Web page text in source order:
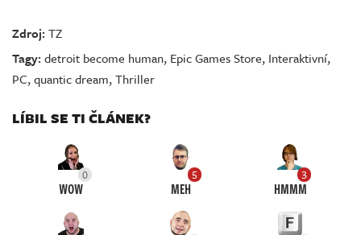
Zdroj:TZ
Tagy:detroit become human, Epic Games Store, Interaktivní,
PC,quantic dream,Thriller
LÍBIL SE TI ČLÁNEK?
0
WOW
5
MEH
3
HMMM